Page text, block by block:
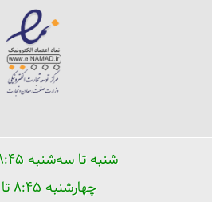
شنبه تا سه‌شنبه ۸:۴۵ تا ۱۶:۴۵
چهارشنبه ۸:۴۵ تا ۱۹:۰۰